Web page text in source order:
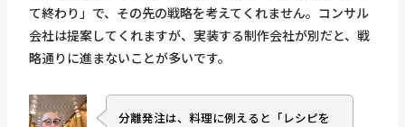
て終わり」で、その先の戦略を考えてくれません。コンサル
会社は提案してくれますが、実装する制作会社が別だと、戦
略通りに進まないことが多いです。
分離発注は、料理に例えると「レシピを